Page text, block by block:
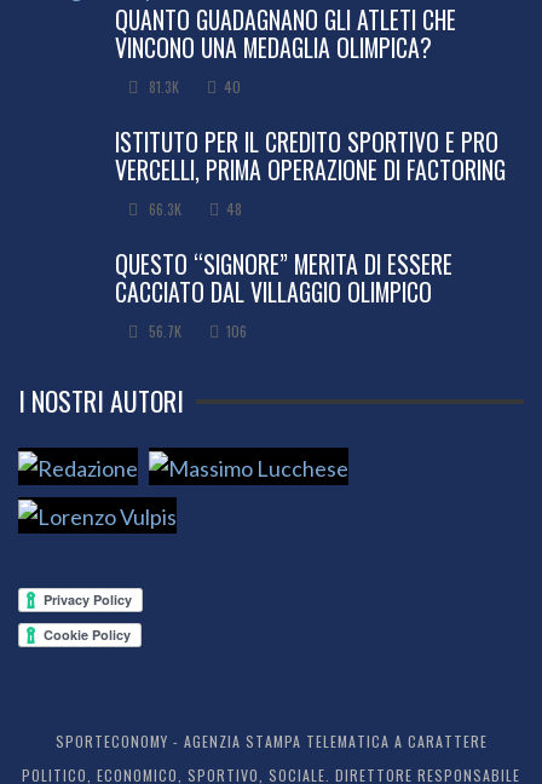
QUANTO GUADAGNANO GLI ATLETI CHE
VINCONO UNA MEDAGLIA OLIMPICA?
81.3K 40
ISTITUTO PER IL CREDITO SPORTIVO E PRO
VERCELLI, PRIMA OPERAZIONE DI FACTORING
66.3K 48
QUESTO “SIGNORE” MERITA DI ESSERE
CACCIATO DAL VILLAGGIO OLIMPICO
56.7K 106
I NOSTRI AUTORI
SPORTECONOMY - AGENZIA STAMPA TELEMATICA A CARATTERE
POLITICO, ECONOMICO, SPORTIVO, SOCIALE. DIRETTORE RESPONSABILE